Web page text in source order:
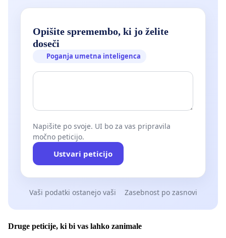
Opišite spremembo, ki jo želite
doseči
Poganja umetna inteligenca
Napišite po svoje. UI bo za vas pripravila
močno peticijo.
Ustvari peticijo
Vaši podatki ostanejo vaši Zasebnost po zasnovi
Druge peticije, ki bi vas lahko zanimale